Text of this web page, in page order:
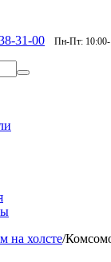
31-00 Пн-Пт: 10:00-
на холсте/